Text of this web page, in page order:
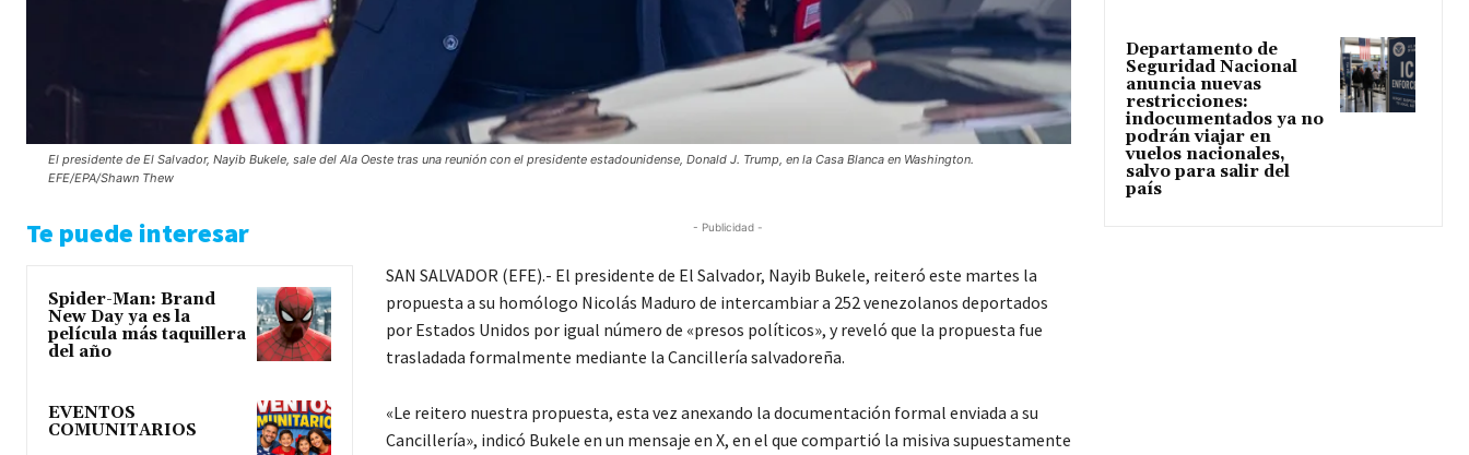
El presidente de El Salvador, Nayib Bukele, sale del Ala Oeste tras una reunión con el presidente estadounidense, Donald J. Trump, en la Casa Blanca en Washington.
EFE/EPA/Shawn Thew
Te puede interesar
Spider-Man: Brand
New Day ya es la
película más taquillera
del año
EVENTOS
COMUNITARIOS
- Publicidad -
SAN SALVADOR (EFE).- El presidente de El Salvador, Nayib Bukele, reiteró este martes la
propuesta a su homólogo Nicolás Maduro de intercambiar a 252 venezolanos deportados
por Estados Unidos por igual número de «presos políticos», y reveló que la propuesta fue
trasladada formalmente mediante la Cancillería salvadoreña.
«Le reitero nuestra propuesta, esta vez anexando la documentación formal enviada a su
Cancillería», indicó Bukele en un mensaje en X, en el que compartió la misiva supuestamente
Departamento de
Seguridad Nacional
anuncia nuevas
restricciones:
indocumentados ya no
podrán viajar en
vuelos nacionales,
salvo para salir del
país